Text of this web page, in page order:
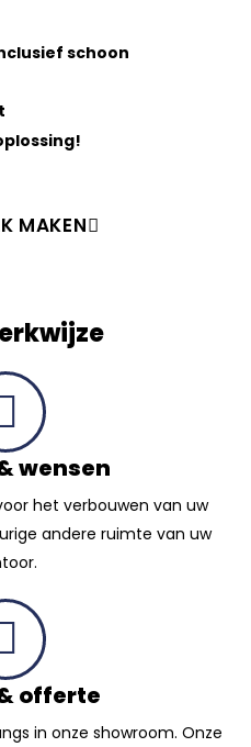
schoon
MAKEN
wensen
het verbouwen van uw
andere ruimte van uw
offerte
in onze showroom. Onze